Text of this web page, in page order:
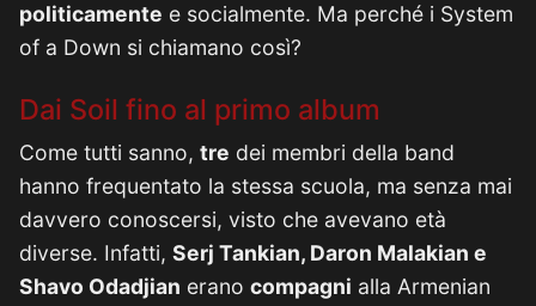
politicamente e socialmente. Ma perché i System
of a Down si chiamano così?
Dai Soil fino al primo album
Come tutti sanno, tre dei membri della band
hanno frequentato la stessa scuola, ma senza mai
davvero conoscersi, visto che avevano età
diverse. Infatti, Serj Tankian, Daron Malakian e
Shavo Odadjian erano compagni alla Armenian